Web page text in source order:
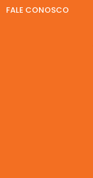
FALE CONOSCO